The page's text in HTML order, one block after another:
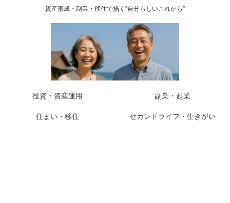
資産形成・副業・移住で描く“自分らしいこれから”
投資・資産運用 副業・起業
住まい・移住 セカンドライフ・生きがい